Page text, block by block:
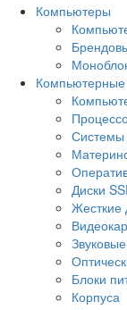
Компьютеры
Системы
Диски
Жесткие
Блоки
Корпуса